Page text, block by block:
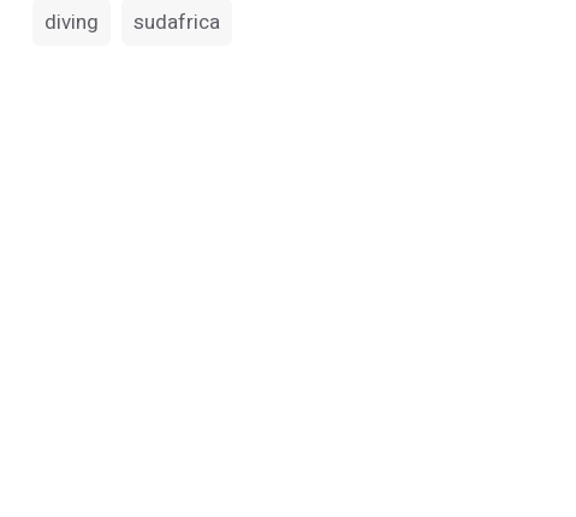
diving sudafrica